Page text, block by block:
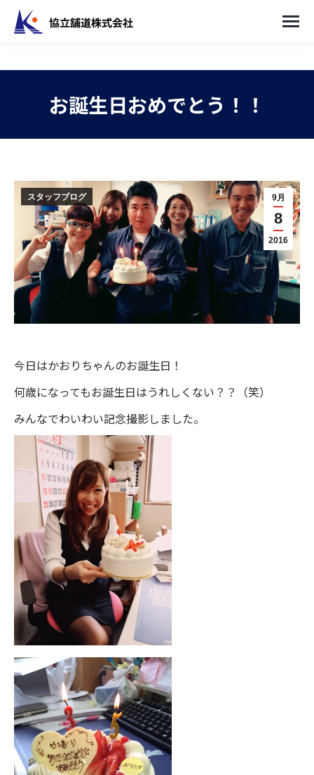
お誕生日おめでとう！！
9月
8
2016
スタッフブログ
今日はかおりちゃんのお誕生日！
何歳になってもお誕生日はうれしくない？？（笑）
みんなでわいわい記念撮影しました。